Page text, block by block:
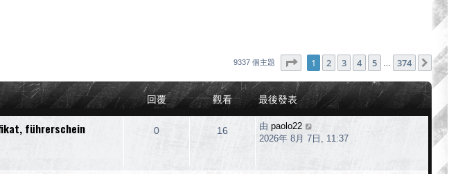
9337 個主題 1頁 (共 374 頁)
1 2 3 4 5 374 下
回覆 觀看 最後發表
führerschein
0 16 由 paolo22
2026年 8月 7日, 11:37